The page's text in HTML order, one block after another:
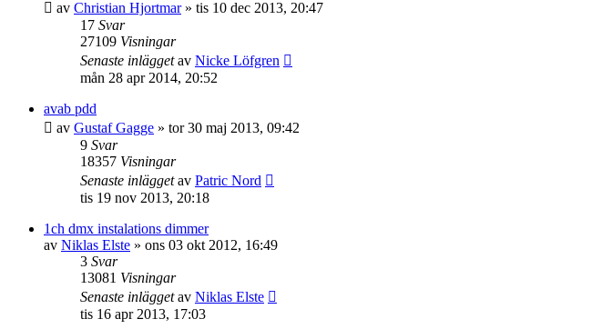
av Christian Hjortmar» tis 10 dec 2013, 20:47
17 Svar
27109 Visningar
Senaste inläggetav Nicke Löfgren
mån 28 apr 2014, 20:52
avab pdd
av Gustaf Gagge » tor 30 maj 2013, 09:42
9 Svar
18357 Visningar
Senaste inläggetav Patric Nord
tis 19 nov 2013, 20:18
1ch dmx instalations dimmer
av Niklas Elste » ons 03 okt 2012, 16:49
3 Svar
13081 Visningar
Senaste inläggetav Niklas Elste
tis 16 apr 2013, 17:03